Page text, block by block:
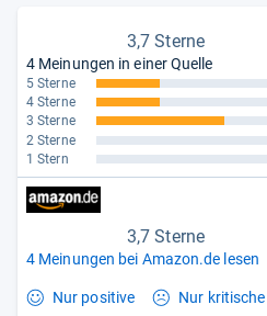
3,7 Sterne
4 Meinungen in einer Quelle
5 Sterne
4 Sterne
3 Sterne
2 Sterne
1 Stern
3,7 Sterne
4 Meinungen bei Amazon.de lesen
Nur positive Nur kritische